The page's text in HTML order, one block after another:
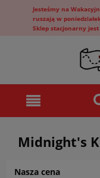
Jesteśmy na
ruszają w
Sklep stacjonarny
Midnight's
Nasza cena